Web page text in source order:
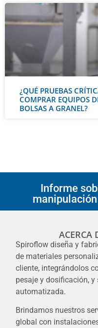
¿QUÉ PRUEBAS
COMPRAR EQUIPOS
BOLSAS A GRANEL?
Informe
ACERCA
Spiroflow diseña y
de materiales
cliente, integrándolos
pesaje y dosificación,
automatizada.
Brindamos nuestros
global con